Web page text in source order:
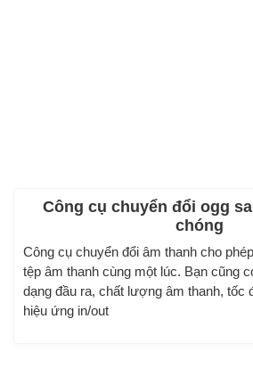
Công cụ chuyển đổi ogg
chóng
Công cụ chuyển đổi âm thanh cho
tệp âm thanh cùng một lúc. Bạn cũng
dạng đầu ra, chất lượng âm thanh, tốc
hiệu ứng in/out